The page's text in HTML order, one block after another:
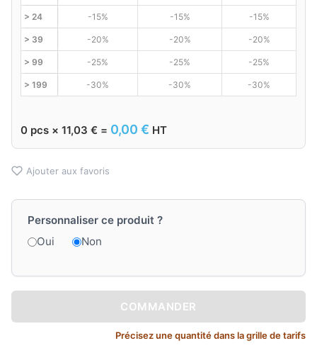
> 24 -15% -15% -15%
> 39 -20% -20% -20%
> 99 -25% -25% -25%
> 199 -30% -30% -30%
0 pcs × 11,03 € = 0,00 € HT
Ajouter aux favoris
Personnaliser ce produit ?
Oui
Non
COMMANDER
Précisez une quantité dans la grille de tarifs